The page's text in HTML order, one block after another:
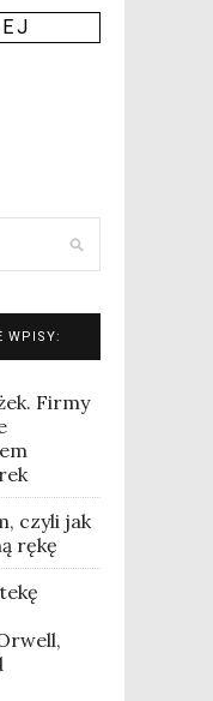
WPISY:
Firmy
czyli jak
rękę